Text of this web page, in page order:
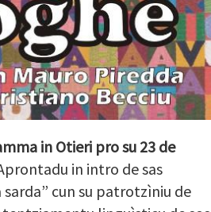
in Otieri pro su 23 de
in intro de sas
cun su patrotzìniu de